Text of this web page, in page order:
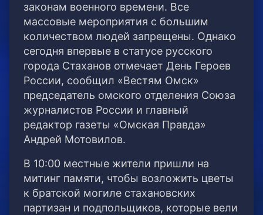
законам военного времени. Все
массовые мероприятия с большим
количеством людей запрещены. Однако
сегодня впервые в статусе русского
города Стаханов отмечает День Героев
России, сообщил «Вестям Омск»
председатель омского отделения Союза
журналистов России и главный
редактор газеты «Омская Правда»
Андрей Мотовилов.
В 10:00 местные жители пришли на
митинг памяти, чтобы возложить цветы
к братской могиле стахановских
партизан и подпольщиков, которые вели